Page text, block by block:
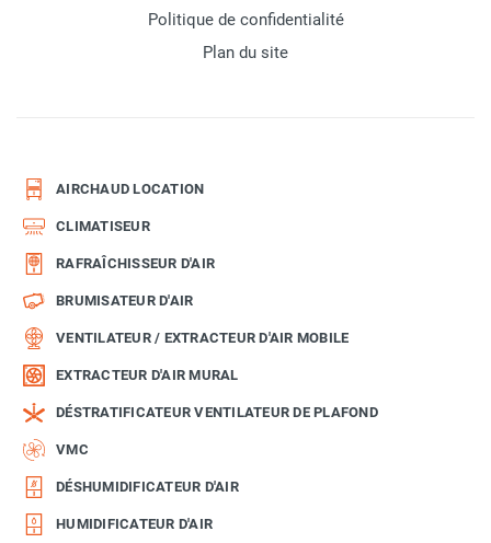
Politique de confidentialité
Plan du site
AIRCHAUD LOCATION
CLIMATISEUR
RAFRAÎCHISSEUR D'AIR
BRUMISATEUR D'AIR
VENTILATEUR / EXTRACTEUR D'AIR MOBILE
EXTRACTEUR D'AIR MURAL
DÉSTRATIFICATEUR VENTILATEUR DE PLAFOND
VMC
DÉSHUMIDIFICATEUR D'AIR
HUMIDIFICATEUR D'AIR